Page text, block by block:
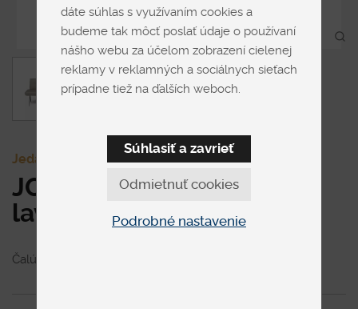
Jedálenské stoličky
JOOP! Square jedálenská
lavica
Čalúnená lavica na dizajnovej podnoži.
dáte súhlas s využívaním cookies a
budeme tak môcť poslať údaje o používaní
nášho webu za účelom zobrazení cielenej
reklamy v reklamných a sociálnych sieťach
prípadne tiež na ďalších weboch.
Odmietnuť cookies
Súhlasiť a zavrieť
Podrobné nastavenie